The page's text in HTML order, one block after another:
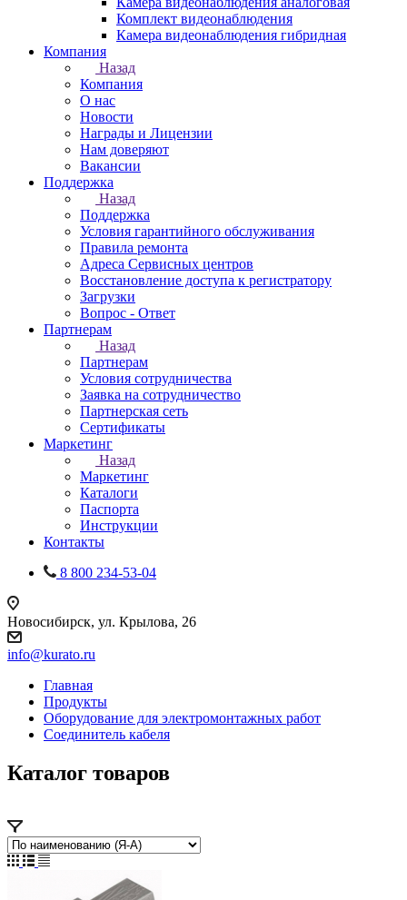
Комплект видеонаблюдения
Камера видеонаблюдения гибридная
Компания
Назад
Компания
О нас
Новости
Награды и Лицензии
Нам доверяют
Вакансии
Поддержка
Назад
Поддержка
Условия гарантийного обслуживания
Правила ремонта
Адреса Сервисных центров
Восстановление доступа к регистратору
Загрузки
Вопрос - Ответ
Партнерам
Назад
Партнерам
Условия сотрудничества
Заявка на сотрудничество
Партнерская сеть
Сертификаты
Маркетинг
Назад
Маркетинг
Каталоги
Паспорта
Инструкции
Контакты
8 800 234-53-04
Новосибирск, ул. Крылова, 26
info@kurato.ru
Главная
Продукты
Оборудование для электромонтажных работ
Соединитель кабеля
Каталог товаров